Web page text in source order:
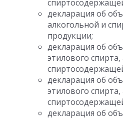
декларация об
алкогольной и
продукции;
декларация об
этилового
декларация об
этилового
декларация об